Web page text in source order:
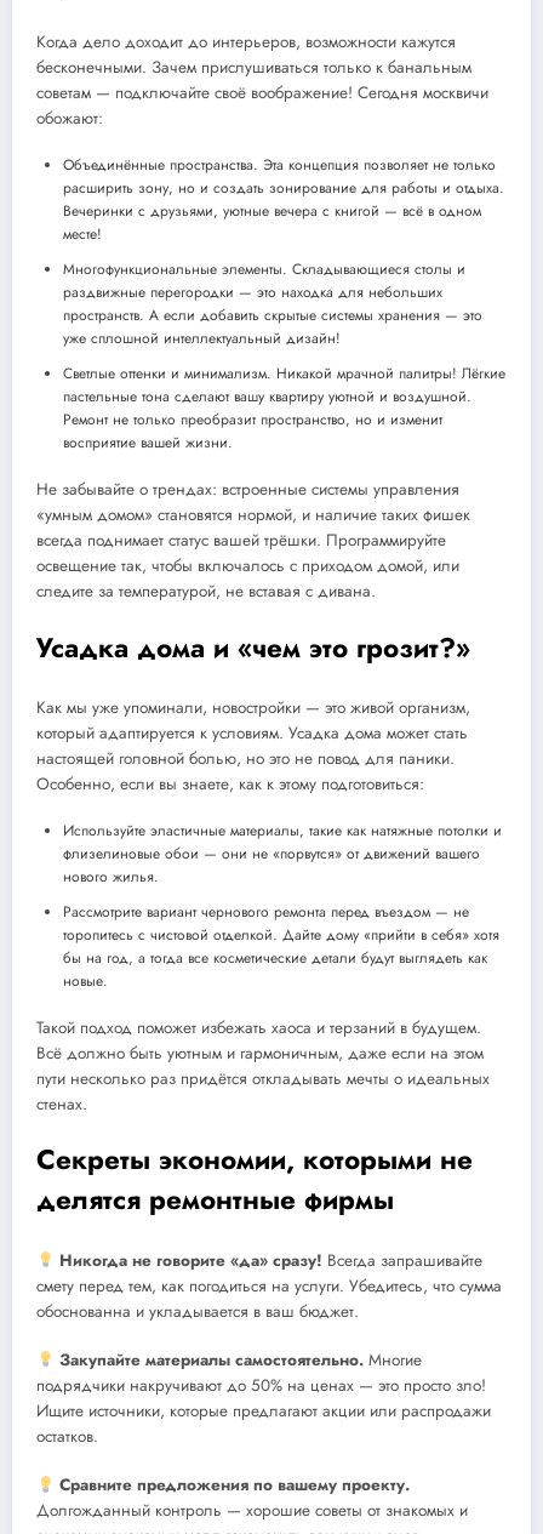
Когда дело доходит до интерьеров, возможности кажутся
бесконечными. Зачем прислушиваться только к банальным
советам — подключайте своё воображение! Сегодня москвичи
обожают:
Объединённые пространства. Эта концепция позволяет не только
расширить зону, но и создать зонирование для работы и отдыха.
Вечеринки с друзьями, уютные вечера с книгой — всё в одном
месте!
Многофункциональные элементы. Складывающиеся столы и
раздвижные перегородки — это находка для небольших
пространств. А если добавить скрытые системы хранения — это
уже сплошной интеллектуальный дизайн!
Светлые оттенки и минимализм. Никакой мрачной палитры! Лёгкие
пастельные тона сделают вашу квартиру уютной и воздушной.
Ремонт не только преобразит пространство, но и изменит
восприятие вашей жизни.
Не забывайте о трендах: встроенные системы управления
«умным домом» становятся нормой, и наличие таких фишек
всегда поднимает статус вашей трёшки. Программируйте
освещение так, чтобы включалось с приходом домой, или
следите за температурой, не вставая с дивана.
Усадка дома и «чем это грозит?»
Как мы уже упоминали, новостройки — это живой организм,
который адаптируется к условиям. Усадка дома может стать
настоящей головной болью, но это не повод для паники.
Особенно, если вы знаете, как к этому подготовиться:
Используйте эластичные материалы, такие как натяжные потолки и
флизелиновые обои — они не «порвутся» от движений вашего
нового жилья.
Рассмотрите вариант чернового ремонта перед въездом — не
торопитесь с чистовой отделкой. Дайте дому «прийти в себя» хотя
бы на год, а тогда все косметические детали будут выглядеть как
новые.
Такой подход поможет избежать хаоса и терзаний в будущем.
Всё должно быть уютным и гармоничным, даже если на этом
пути несколько раз придётся откладывать мечты о идеальных
стенах.
Секреты экономии, которыми не
делятся ремонтные фирмы
Никогда не говорите «да» сразу! Всегда запрашивайте
смету перед тем, как погодиться на услуги. Убедитесь, что сумма
обоснованна и укладывается в ваш бюджет.
Закупайте материалы самостоятельно. Многие
подрядчики накручивают до 50% на ценах — это просто зло!
Ищите источники, которые предлагают акции или распродажи
остатков.
Сравните предложения по вашему проекту.
Долгожданный контроль — хорошие советы от знакомых и